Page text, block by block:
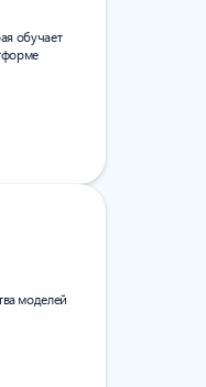
обучает
моделей